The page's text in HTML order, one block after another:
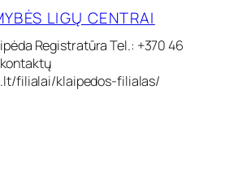
LIGŲ CENTRAI
Registratūra Tel.: +370 46
filialai/klaipedos-filialas/